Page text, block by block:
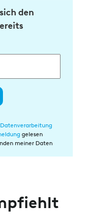
den
Datenverarbeitung
gelesen
meiner Daten